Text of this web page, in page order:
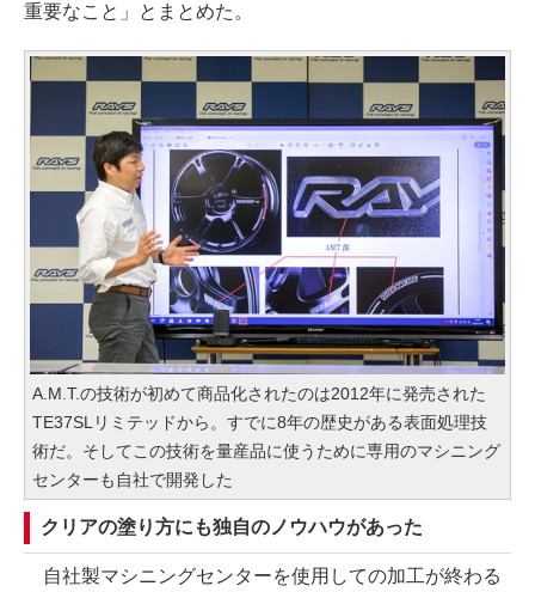
重要なこと」とまとめた。
A.M.T.の技術が初めて商品化されたのは2012年に発売された
TE37SLリミテッドから。すでに8年の歴史がある表面処理技
術だ。そしてこの技術を量産品に使うために専用のマシニング
センターも自社で開発した
クリアの塗り方にも独自のノウハウがあった
自社製マシニングセンターを使用しての加工が終わる